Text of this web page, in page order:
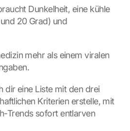
Dunkelheit, eine kühle
20 Grad) und
mehr als einem viralen
dir eine Liste mit den drei
Kriterien erstelle, mit
Trends sofort entlarven